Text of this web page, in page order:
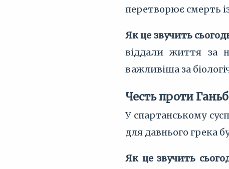
перетворює смерть
Як це звучить
віддали життя за
важливіша за
Честь проти
У спартанському
для давнього грека
Як це звучить